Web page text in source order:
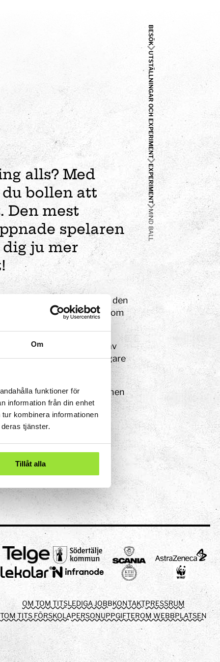
Om
funktioner för
information från din enhet
kombinera informationen
tjänster.
Tillåt alla
BESÖK
UTSTÄLLNINGAR OCH EXPERIMENT
EXPERIMENT
MIND BALL
alls? Med
bollen att
Den mest
spelaren
ju mer
hjärnan – EEG. Du kan se den
och de påverkas av om
genom EEG-mätningar av
Thetavågor är vanligare
individ, särskilt om personen
OM TOM TITSLEDIGA JOBBKONTAKTPRESSRUM
TOM TITS FÖRSKOLAPERSONUPPGIFTEROM WEBBPLATSEN